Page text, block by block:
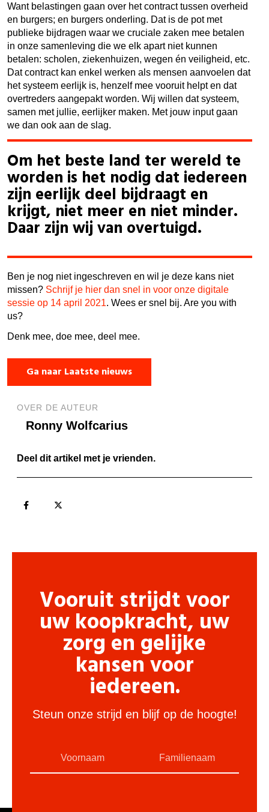
Want belastingen gaan over het contract tussen overheid
en burgers; en burgers onderling. Dat is de pot met
publieke bijdragen waar we cruciale zaken mee betalen
in onze samenleving die we elk apart niet kunnen
betalen: scholen, ziekenhuizen, wegen én veiligheid, etc.
Dat contract kan enkel werken als mensen aanvoelen dat
het systeem eerlijk is, henzelf mee vooruit helpt en dat
overtreders aangepakt worden. Wij willen dat systeem,
samen met jullie, eerlijker maken. Met jouw input gaan
we dan ook aan de slag.
Om het beste land ter wereld te
worden is het nodig dat iedereen
zijn eerlijk deel bijdraagt en
krijgt, niet meer en niet minder.
Daar zijn wij van overtuigd.
Ben je nog niet ingeschreven en wil je deze kans niet
missen? Schrijf je hier dan snel in voor onze digitale
sessie op 14 april 2021. Wees er snel bij. Are you with
us?
Denk mee, doe mee, deel mee.
Ga naar Laatste nieuws
OVER DE AUTEUR
Ronny Wolfcarius
Deel dit artikel met je vrienden.
Vooruit strijdt voor
uw koopkracht, uw
zorg en gelijke
kansen voor
iedereen.
Steun onze strijd en blijf op de hoogte!